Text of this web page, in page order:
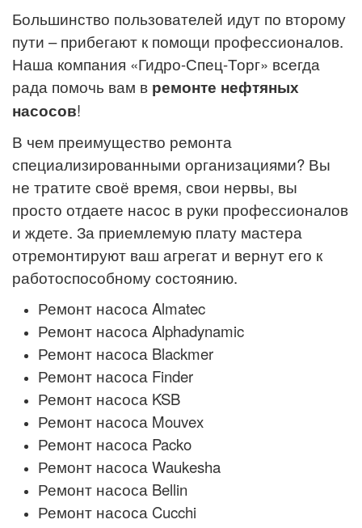
Большинство пользователей идут по второму
пути – прибегают к помощи профессионалов.
Наша компания «Гидро-Спец-Торг» всегда
рада помочь вам в ремонте нефтяных
насосов!
В чем преимущество ремонта
специализированными организациями? Вы
не тратите своё время, свои нервы, вы
просто отдаете насос в руки профессионалов
и ждете. За приемлемую плату мастера
отремонтируют ваш агрегат и вернут его к
работоспособному состоянию.
Ремонт насоса Almatec
Ремонт насоса Alphadynamic
Ремонт насоса Blackmer
Ремонт насоса Finder
Ремонт насоса KSB
Ремонт насоса Mouvex
Ремонт насоса Packo
Ремонт насоса Waukesha
Ремонт насоса Bellin
Ремонт насоса Cucchi